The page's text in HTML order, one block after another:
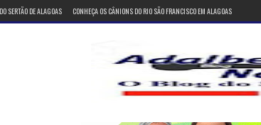
SERTÃO DE ALAGOAS CONHEÇA OS CÂNIONS DO RIO SÃO FRANCISCO EM ALAGOAS